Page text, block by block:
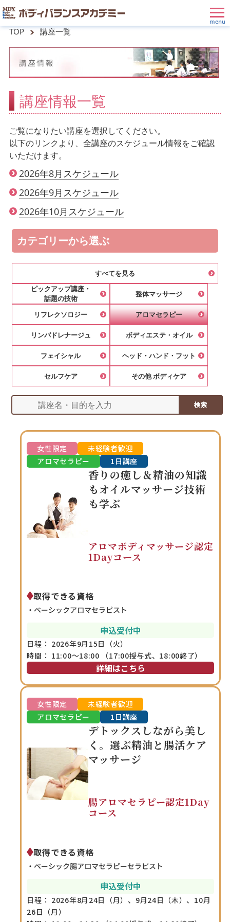
TOP 講座一覧
講座情報一覧
ご覧になりたい講座を選択してください。
以下のリンクより、全講座のスケジュール情報をご確認
いただけます。
2026年8月スケジュール
2026年9月スケジュール
2026年10月スケジュール
カテゴリーから選ぶ
すべてを見る
ピックアップ講座・
話題の技術
整体マッサージ
リフレクソロジー アロマセラピー
リンパドレナージュ ボディエステ・ オイル
フェイシャル ヘッド ・ハンド・フット
セルフケア その他 ボディケア
検索
女性限定
未経験者歓迎
アロマセラピー
1日講座
香りの癒し＆精油の知識
もオイルマッサージ技術
も学ぶ
アロマボディマッサージ認定
1Dayコース
取得できる資格
ベーシックアロマセラピスト
申込受付中
日程： 2026年9月15日（火）
時間： 11:00～18:00 （17:00授与式、18:00終了）
詳細はこちら
女性限定
未経験者歓迎
アロマセラピー
1日講座
デトックスしながら美し
く。選ぶ精油と腸活ケア
マッサージ
腸アロマセラピー認定1Day
コース
取得できる資格
ベーシック腸アロマセラピーセラピスト
申込受付中
日程： 2026年8月24日（月）、9月24日（木）、10月
26日（月）